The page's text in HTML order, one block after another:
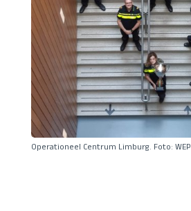
Operationeel Centrum Limburg. Foto: WEP